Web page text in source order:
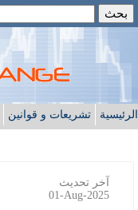
الرئيسية تشريعات و قوانين
آخر تحديث
01-Aug-2025